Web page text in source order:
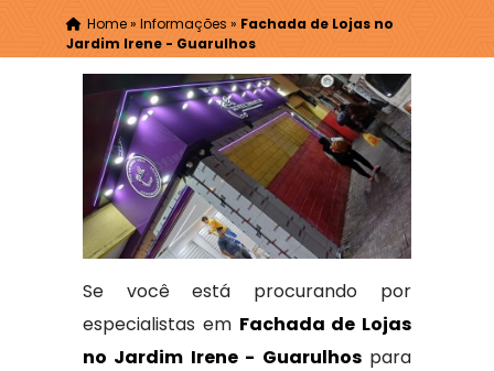
Home» Informações » Fachada de Lojas no
Jardim Irene - Guarulhos
Se você está procurando por
especialistas em Fachada de Lojas
no Jardim Irene - Guarulhospara